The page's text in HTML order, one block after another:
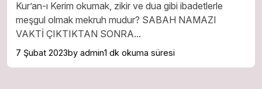
Kur’an-ı Kerim okumak, zikir ve dua gibi ibadetlerle
meşgul olmak mekruh mudur? SABAH NAMAZI
VAKTİ ÇIKTIKTAN SONRA...
7 Şubat 2023by admin1 dk okuma süresi